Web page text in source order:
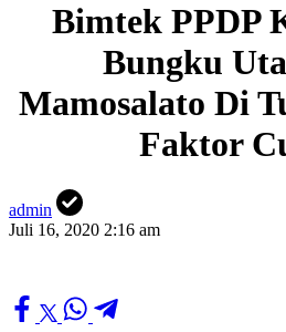
Bimtek PPDP
Bungku
Mamosalato Di
Faktor
admin
Juli 16, 2020 2:16 am